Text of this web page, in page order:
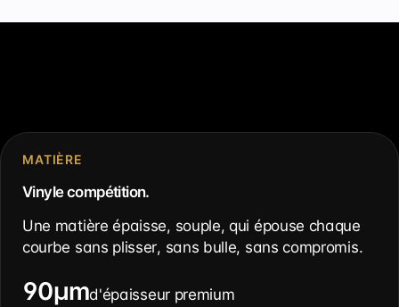
MATIÈRE
Vinyle compétition.
Une matière épaisse, souple, qui épouse chaque
courbe sans plisser, sans bulle, sans compromis.
90µmd'épaisseur premium